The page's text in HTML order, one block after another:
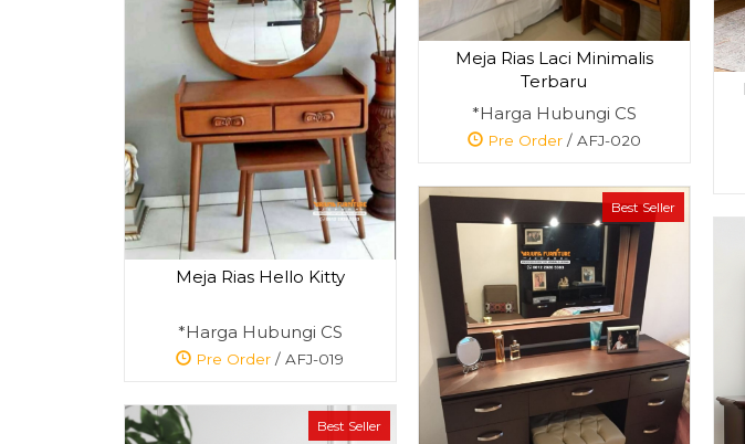
Meja Rias Laci Minimalis
Terbaru
*Harga Hubungi CS
Pre Order/ AFJ-020
Meja Rias Hello Kitty
*Harga Hubungi CS
Pre Order / AFJ-019
Best Seller
Best Seller